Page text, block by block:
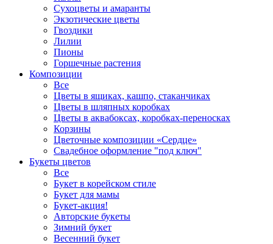
Сухоцветы и амаранты
Экзотические цветы
Гвоздики
Лилии
Пионы
Горшечные растения
Композиции
Все
Цветы в ящиках, кашпо, стаканчиках
Цветы в шляпных коробках
Цветы в аквабоксах, коробках-переносках
Корзины
Цветочные композиции «Сердце»
Свадебное оформление "под ключ"
Букеты цветов
Все
Букет в корейском стиле
Букет для мамы
Букет-акция!
Авторские букеты
Зимний букет
Весенний букет